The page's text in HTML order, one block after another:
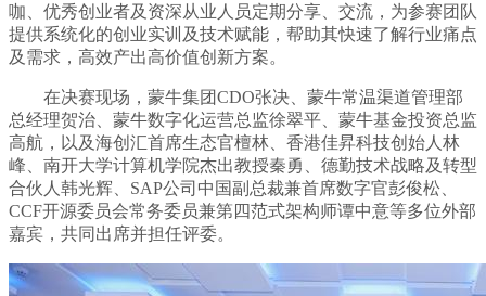
咖、优秀创业者及资深从业人员定期分享、交流，为参赛团队
提供系统化的创业实训及技术赋能，帮助其快速了解行业痛点
及需求，高效产出高价值创新方案。
在决赛现场，蒙牛集团CDO张决、蒙牛常温渠道管理部
总经理贺治、蒙牛数字化运营总监徐翠平、蒙牛基金投资总监
高航，以及海创汇首席生态官檀林、香港佳昇科技创始人林
峰、南开大学计算机学院杰出教授秦勇、德勤技术战略及转型
合伙人韩光辉、SAP公司中国副总裁兼首席数字官彭俊松、
CCF开源委员会常务委员兼第四范式架构师谭中意等多位外部
嘉宾，共同出席并担任评委。